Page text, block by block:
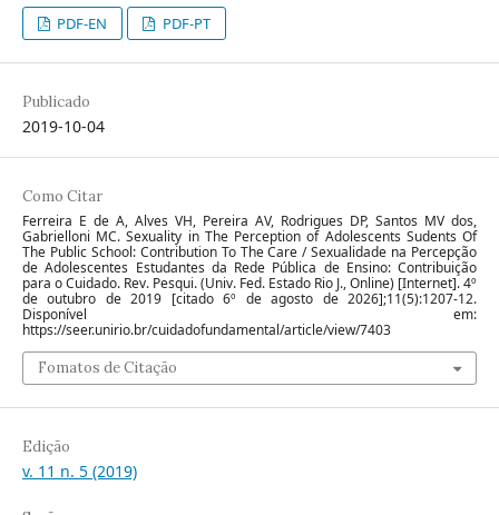
PDF-EN PDF-PT
Publicado
2019-10-04
Como Citar
Ferreira E de A, Alves VH, Pereira AV, Rodrigues DP, Santos MV dos,
Gabrielloni MC. Sexuality in The Perception of Adolescents Sudents Of
The Public School: Contribution To The Care / Sexualidade na Percepção
de Adolescentes Estudantes da Rede Pública de Ensino: Contribuição
para o Cuidado. Rev. Pesqui. (Univ. Fed. Estado Rio J., Online) [Internet]. 4º
de outubro de 2019 [citado 6º de agosto de 2026];11(5):1207-12.
Disponível em:
https://seer.unirio.br/cuidadofundamental/article/view/7403
Fomatos de Citação
Edição
v. 11 n. 5 (2019)